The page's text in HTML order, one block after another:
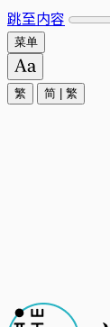
跳至内容
菜单
繁 简 繁